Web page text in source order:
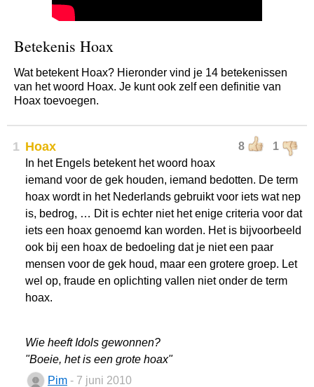
Betekenis Hoax
Wat betekent Hoax? Hieronder vind je 14 betekenissen
van het woord Hoax. Je kunt ook zelf een definitie van
Hoax toevoegen.
1 8 1
Hoax
In het Engels betekent het woord hoax
iemand voor de gek houden, iemand bedotten. De term
hoax wordt in het Nederlands gebruikt voor iets wat nep
is, bedrog, … Dit is echter niet het enige criteria voor dat
iets een hoax genoemd kan worden. Het is bijvoorbeeld
ook bij een hoax de bedoeling dat je niet een paar
mensen voor de gek houd, maar een grotere groep. Let
wel op, fraude en oplichting vallen niet onder de term
hoax.
Wie heeft Idols gewonnen?
"Boeie, het is een grote hoax"
Pim - 7 juni 2010